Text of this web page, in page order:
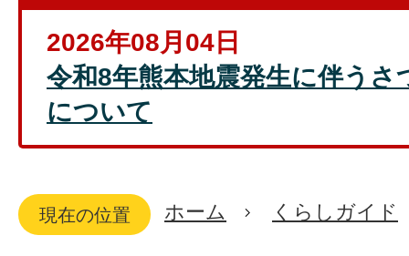
2026年08月04日
令和8年熊本地震発生に伴うさ
について
現在の位置 ホーム くらしガイド